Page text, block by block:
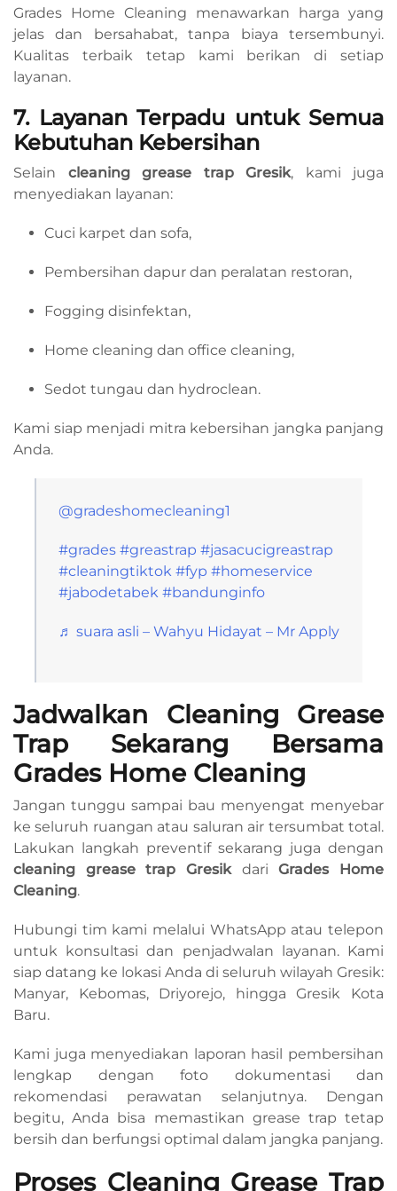
Grades Home Cleaning menawarkan harga yang
jelas dan bersahabat, tanpa biaya tersembunyi.
Kualitas terbaik tetap kami berikan di setiap
layanan.
7. Layanan Terpadu untuk Semua
Kebutuhan Kebersihan
Selain cleaning grease trap Gresik, kami juga
menyediakan layanan:
Cuci karpet dan sofa,
Pembersihan dapur dan peralatan restoran,
Fogging disinfektan,
Home cleaning dan office cleaning,
Sedot tungau dan hydroclean.
Kami siap menjadi mitra kebersihan jangka panjang
Anda.
@gradeshomecleaning1
#grades #greastrap #jasacucigreastrap
#cleaningtiktok #fyp #homeservice
#jabodetabek #bandunginfo
♬ suara asli – Wahyu Hidayat – Mr Apply
Jadwalkan Cleaning Grease
Trap Sekarang Bersama
Grades Home Cleaning
Jangan tunggu sampai bau menyengat menyebar
ke seluruh ruangan atau saluran air tersumbat total.
Lakukan langkah preventif sekarang juga dengan
cleaning grease trap GresikdariGrades Home
Cleaning.
Hubungi tim kami melalui WhatsApp atau telepon
untuk konsultasi dan penjadwalan layanan. Kami
siap datang ke lokasi Anda di seluruh wilayah Gresik:
Manyar, Kebomas, Driyorejo, hingga Gresik Kota
Baru.
Kami juga menyediakan laporan hasil pembersihan
lengkap dengan foto dokumentasi dan
rekomendasi perawatan selanjutnya. Dengan
begitu, Anda bisa memastikan grease trap tetap
bersih dan berfungsi optimal dalam jangka panjang.
Proses Cleaning Grease Trap